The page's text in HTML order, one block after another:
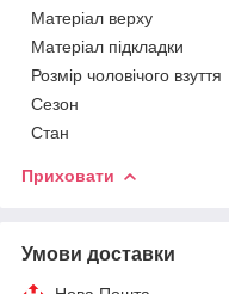
Матеріал верху
Матеріал підкладки
Розмір чоловічого взуття
Сезон
Стан
Приховати
Умови доставки